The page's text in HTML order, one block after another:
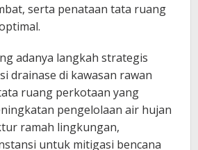
serta penataan tata ruang
adanya langkah strategis
drainase di kawasan rawan
ruang perkotaan yang
pengelolaan air hujan
ramah lingkungan,
untuk mitigasi bencana